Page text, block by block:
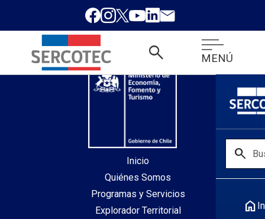
search MENÚ
search
home
desde index.php
Inicio
Quiénes Somos
Programas y Servicios
Explorador Territorial